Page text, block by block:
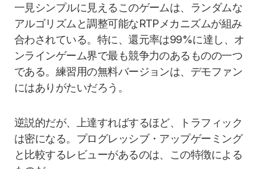
一見シンプルに見えるこのゲームは、ランダムな
アルゴリズムと調整可能なRTPメカニズムが組み
合わされている。特に、還元率は99%に達し、オ
ンラインゲーム界で最も競争力のあるものの一つ
である。練習用の無料バージョンは、デモファン
にはありがたいだろう。
逆説的だが、上達すればするほど、トラフィック
は密になる。プログレッシブ・アップゲーミング
と比較するレビューがあるのは、この特徴による